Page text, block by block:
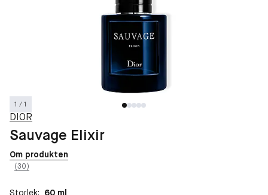
1 / 1
DIOR
Sauvage Elixir
Om produkten
(30)
Storlek: 60 ml